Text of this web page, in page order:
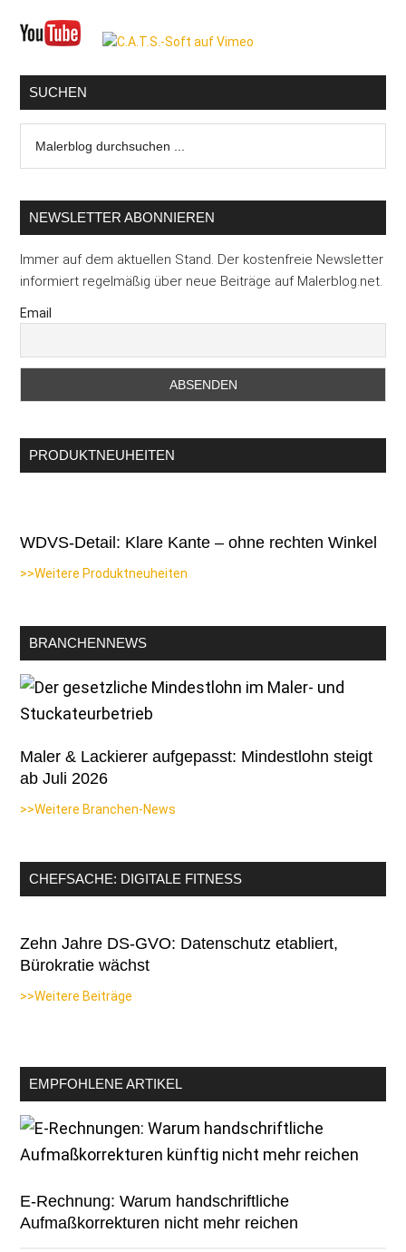
Seitenspalte
SUCHEN
durchsuchen
NEWSLETTER ABONNIEREN
Immer auf dem aktuellen Stand. Der kostenfreie Newsletter
informiert regelmäßig über neue Beiträge auf Malerblog.net.
Email
PRODUKTNEUHEITEN
WDVS-Detail: Klare Kante – ohne rechten Winkel
>>Weitere Produktneuheiten
BRANCHENNEWS
Maler & Lackierer aufgepasst: Mindestlohn steigt
ab Juli 2026
>>Weitere Branchen-News
CHEFSACHE: DIGITALE FITNESS
Zehn Jahre DS-GVO: Datenschutz etabliert,
Bürokratie wächst
>>Weitere Beiträge
EMPFOHLENE ARTIKEL
E-Rechnung: Warum handschriftliche
Aufmaßkorrekturen nicht mehr reichen